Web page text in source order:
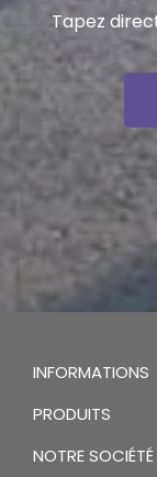
Tapez
INFORMATIONS
PRODUITS
NOTRE SOCIÉTÉ